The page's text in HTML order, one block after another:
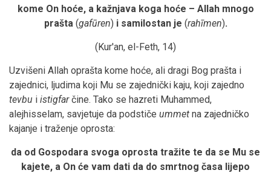
kome On hoće, a kažnjava koga hoće – Allah mnogo
prašta (gafūren)i samilostan je (rahīmen).
(Kur'an, el-Feth, 14)
Uzvišeni Allah oprašta kome hoće, ali dragi Bog prašta i
zajednici, ljudima koji Mu se zajednički kaju, koji zajedno
tevbu i istigfarčine. Tako se hazreti Muhammed,
alejhisselam, savjetuje da podstiče ummet na zajedničko
kajanje i traženje oprosta:
da od Gospodara svoga oprosta tražite te da se Mu se
kajete, a On će vam dati da do smrtnog časa lijepo